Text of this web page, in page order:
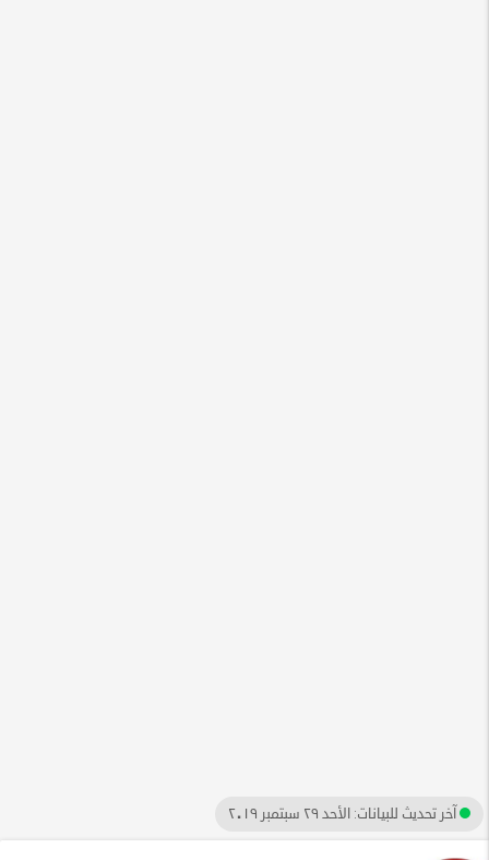
آخر تحديث للبيانات: الأحد ٢٩ سبتمبر ٢٠١٩